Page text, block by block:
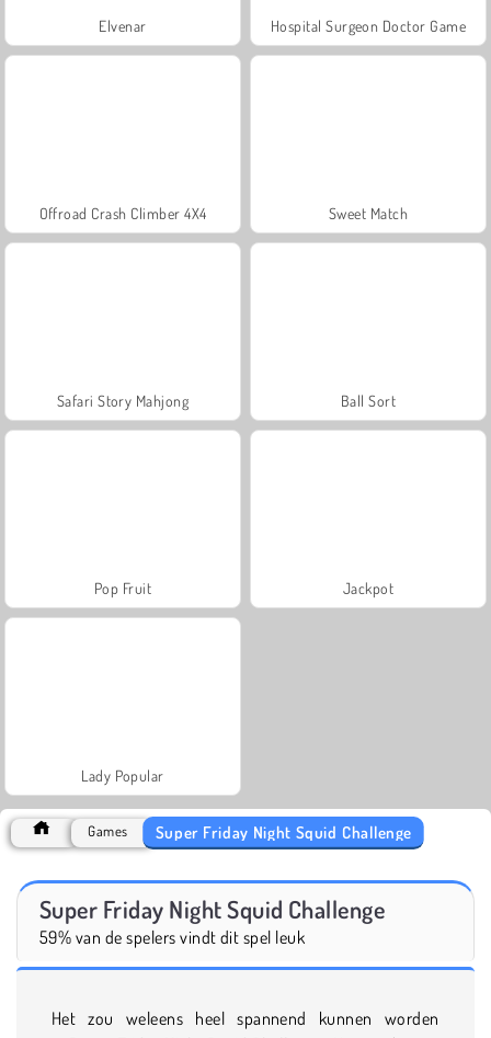
Elvenar Hospital Surgeon Doctor Game
Offroad Crash Climber 4X4 Sweet Match
Safari Story Mahjong Ball Sort
Pop Fruit Jackpot
Lady Popular
Games Super Friday Night Squid Challenge
Super Friday Night Squid Challenge
59% van de spelers vindt dit spel leuk
Het zou weleens heel spannend kunnen worden